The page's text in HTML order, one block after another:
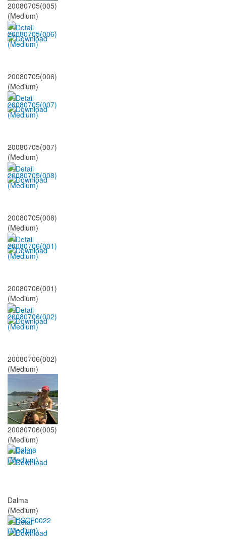
20080705(005)
(Medium)
20080705(006)
(Medium)
20080705(007)
(Medium)
20080705(008)
(Medium)
20080706(001)
(Medium)
20080706(002)
(Medium)
20080706(005)
(Medium)
Dalma
(Medium)